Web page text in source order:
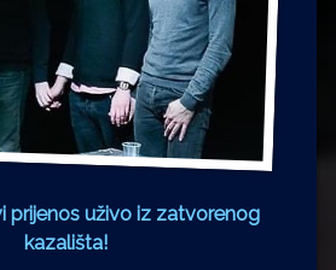
prijenos uživo iz zatvorenog
kazališta!